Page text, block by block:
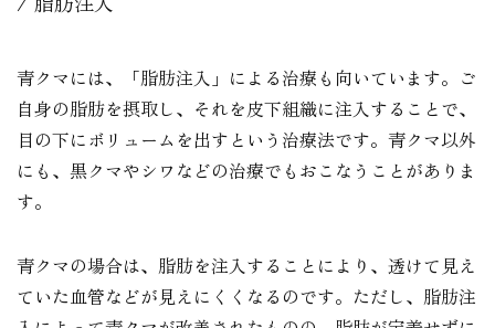
青クマには、「脂肪注入」による治療も向いています。ご
自身の脂肪を摂取し、それを皮下組織に注入することで、
目の下にボリュームを出すという治療法です。青クマ以外
にも、黒クマやシワなどの治療でもおこなうことがありま
す。
青クマの場合は、脂肪を注入することにより、透けて見え
ていた血管などが見えにくくなるのです。ただし、脂肪注